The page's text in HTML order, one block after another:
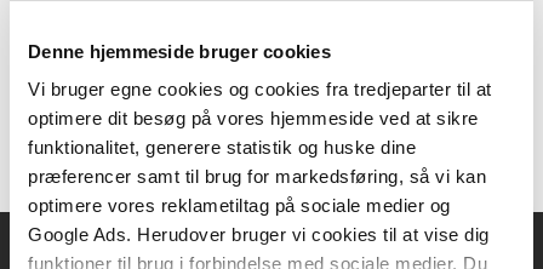
Denne hjemmeside bruger cookies
Vi bruger egne cookies og cookies fra tredjeparter til at
optimere dit besøg på vores hjemmeside ved at sikre
funktionalitet, generere statistik og huske dine
præferencer samt til brug for markedsføring, så vi kan
optimere vores reklametiltag på sociale medier og
Google Ads. Herudover bruger vi cookies til at vise dig
funktioner til brug i forbindelse med sociale medier. Du
539,95 KR.